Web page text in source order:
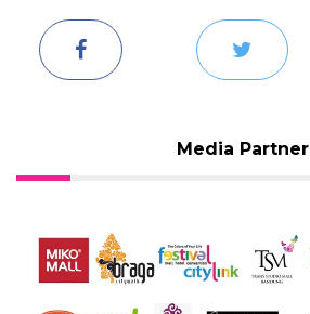
Media Partner